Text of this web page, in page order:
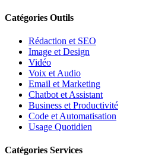
Catégories Outils
Rédaction et SEO
Image et Design
Vidéo
Voix et Audio
Email et Marketing
Chatbot et Assistant
Business et Productivité
Code et Automatisation
Usage Quotidien
Catégories Services